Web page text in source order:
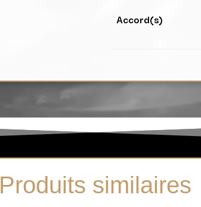
Accord(s)
Produits similaires